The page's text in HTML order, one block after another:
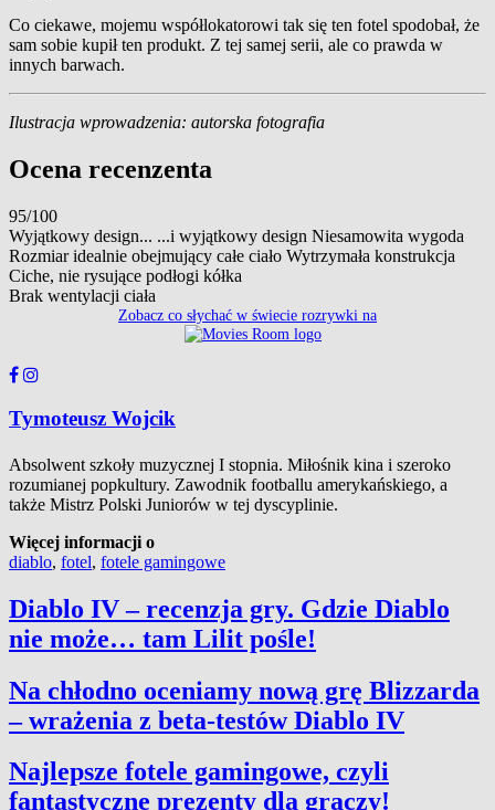
Co ciekawe, mojemu współlokatorowi tak się ten fotel spodobał, że
sam sobie kupił ten produkt. Z tej samej serii, ale co prawda w
innych barwach.
Ilustracja wprowadzenia: autorska fotografia
Ocena recenzenta
95/100
Wyjątkowy design... ...i wyjątkowy design Niesamowita wygoda
Rozmiar idealnie obejmujący całe ciało Wytrzymała konstrukcja
Ciche, nie rysujące podłogi kółka
Brak wentylacji ciała
Zobacz co słychać w świecie rozrywki na
Tymoteusz Wojcik
Absolwent szkoły muzycznej I stopnia. Miłośnik kina i szeroko
rozumianej popkultury. Zawodnik footballu amerykańskiego, a
także Mistrz Polski Juniorów w tej dyscyplinie.
Więcej informacji o
diablo, fotel, fotele gamingowe
Diablo IV – recenzja gry. Gdzie Diablo
nie może… tam Lilit pośle!
Na chłodno oceniamy nową grę Blizzarda
– wrażenia z beta-testów Diablo IV
Najlepsze fotele gamingowe, czyli
fantastyczne prezenty dla graczy!